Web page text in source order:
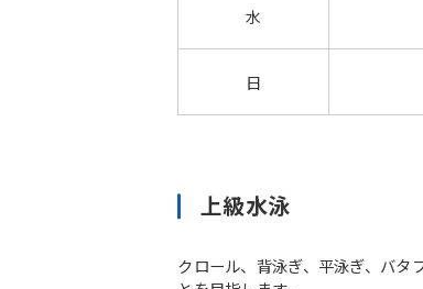
水
日
上級水泳
クロール、背泳ぎ、平泳ぎ、バタ